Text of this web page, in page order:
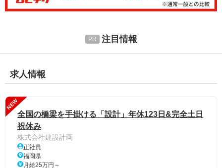
注目情報
求人情報
NEW
全国の橋梁を手掛ける「設計」年休123日&完全土日
祝休み
株式会社建設計画
正社員
福岡県
月給25万円～